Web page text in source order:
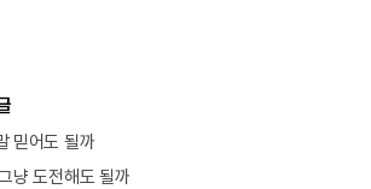
믿어도 될까
냥 도전해도 될까